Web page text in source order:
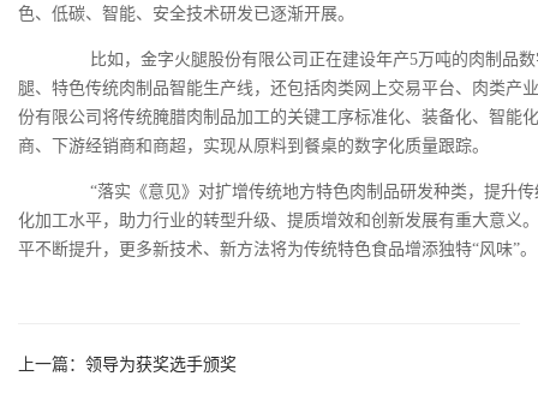
色、低碳、智能、安全技术研发已逐渐开展。
比如，金字火腿股份有限公司正在建设年产5万吨的肉制品数
腿、特色传统肉制品智能生产线，还包括肉类网上交易平台、肉类产
份有限公司将传统腌腊肉制品加工的关键工序标准化、装备化、智能
商、下游经销商和商超，实现从原料到餐桌的数字化质量跟踪。
“落实《意见》对扩增传统地方特色肉制品研发种类，提升传
化加工水平，助力行业的转型升级、提质增效和创新发展有重大意义
平不断提升，更多新技术、新方法将为传统特色食品增添独特“风味”。
上一篇： 领导为获奖选手颁奖